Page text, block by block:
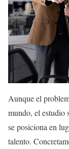
Aunque el
mundo, el estudio
se posiciona en
talento.